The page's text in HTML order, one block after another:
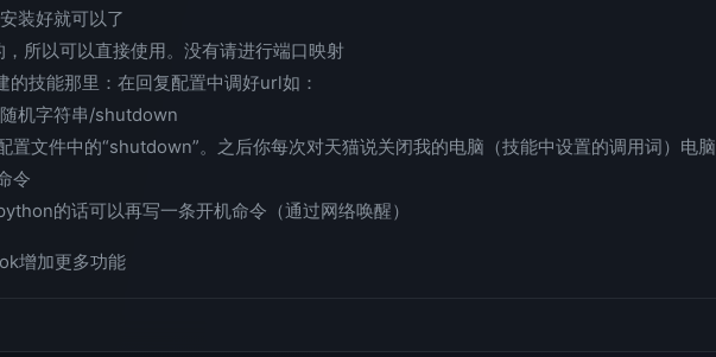
装好就可以了
所以可以直接使用。没有请进行端口映射
的技能那里：在回复配置中调好url如：
机字符串/shutdown
置文件中的“shutdown”。之后你每次对天猫说关闭我的电脑（技能中设置的调用词）电脑
令
的话可以再写一条开机命令（通过网络唤醒）
增加更多功能